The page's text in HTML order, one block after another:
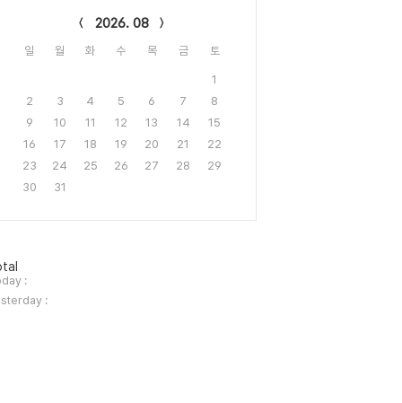
2026. 08
일 월 화 수 목 금 토
1
2
3 4 5 6 7
8
9
10 11 12 13 14
15
16
17 18 19 20 21
22
23
24 25 26 27 28
29
30
31
:
: